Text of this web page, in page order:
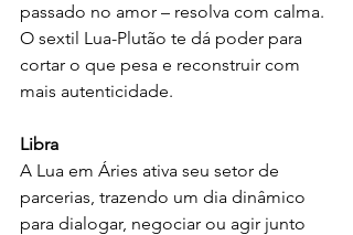
passado no amor – resolva com calma.
O sextil Lua-Plutão te dá poder para
cortar o que pesa e reconstruir com
mais autenticidade.
Libra
A Lua em Áries ativa seu setor de
parcerias, trazendo um dia dinâmico
para dialogar, negociar ou agir junto